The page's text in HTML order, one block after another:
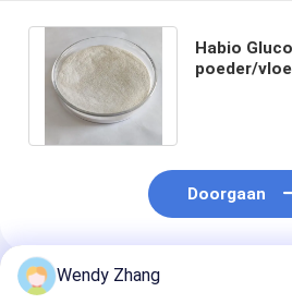
Habio
poeder/
Doorgaan
Geadviseerde Producten
Wendy Zhang